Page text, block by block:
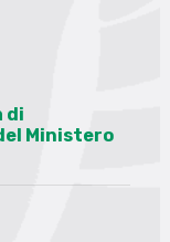
di
Ministero